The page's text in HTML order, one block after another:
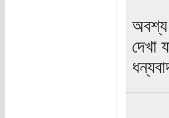
অবশ্য
দেখা